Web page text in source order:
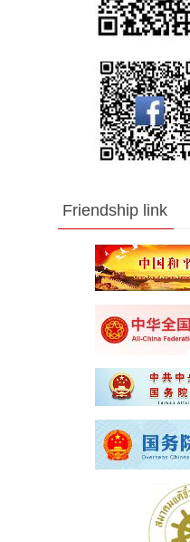
Friendship link